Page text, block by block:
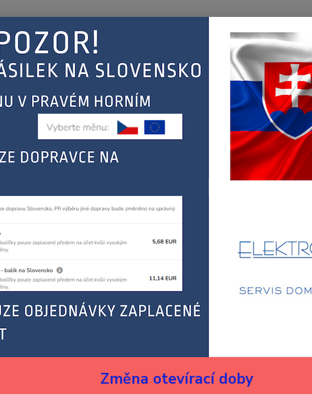
SPOTŘEBIČŮ
KONTAKT
(Po-
FAGOR, MASTERCOOK tlakové hrnce FAGOR - RUKOJEŤ
FAGOR - RUKOJEŤ TLAKOVÉHO
Změna otevírací doby